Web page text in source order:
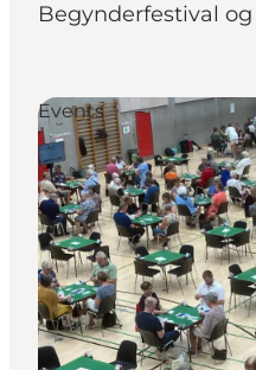
Begynderfestival
Events